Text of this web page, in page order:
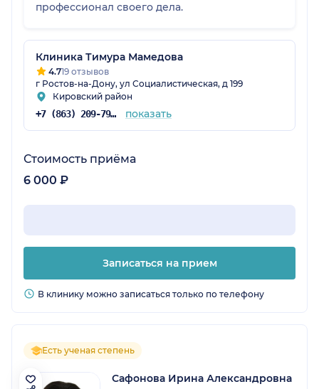
профессионал своего дела.
Клиника Тимура Мамедова
4.719 отзывов
г Ростов-на-Дону, ул Социалистическая, д 199
Кировский район
+7 (863) 209-79-07 показать
Стоимость приёма
6 000 ₽
Записаться на прием
В клинику можно записаться только по телефону
Есть ученая степень
Сафонова Ирина Александровна